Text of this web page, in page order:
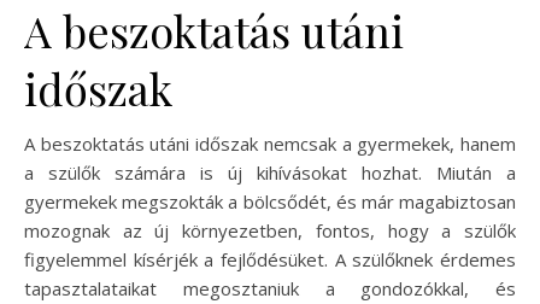
A beszoktatás utáni
időszak
A beszoktatás utáni időszak nemcsak a gyermekek, hanem
a szülők számára is új kihívásokat hozhat. Miután a
gyermekek megszokták a bölcsődét, és már magabiztosan
mozognak az új környezetben, fontos, hogy a szülők
figyelemmel kísérjék a fejlődésüket. A szülőknek érdemes
tapasztalataikat megosztaniuk a gondozókkal, és